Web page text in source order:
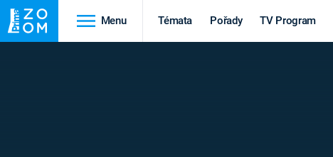
Menu Témata Pořady TV Program